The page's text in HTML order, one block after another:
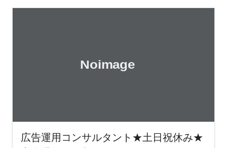
広告運用コンサルタント★土日祝休み★